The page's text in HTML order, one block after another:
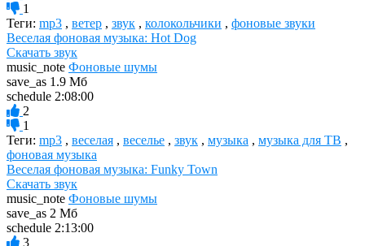
1
Теги: mp3 , ветер , звук , колокольчики , фоновые звуки
Веселая фоновая музыка: Hot Dog
Скачать звук
music_note Фоновые шумы
save_as 1.9 Мб
schedule 2:08:00
2
1
Теги: mp3 , веселая , веселье , звук , музыка , музыка для ТВ ,
фоновая музыка
Веселая фоновая музыка: Funky Town
Скачать звук
music_note Фоновые шумы
save_as 2 Мб
schedule 2:13:00
3